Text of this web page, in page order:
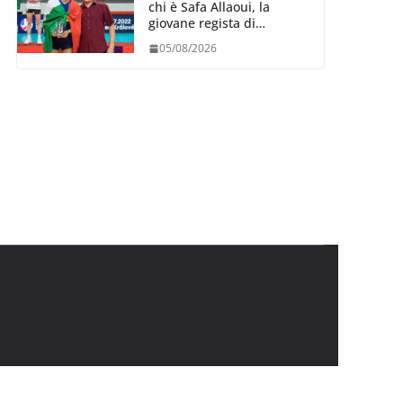
chi è Safa Allaoui, la
giovane regista di
collegiale di Cavalese
05/08/2026